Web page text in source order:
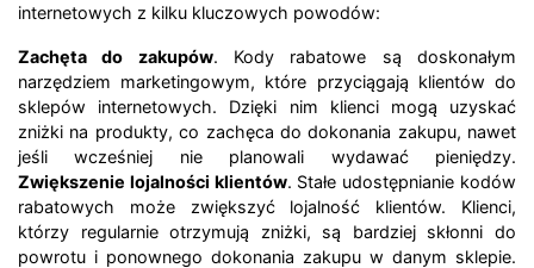
internetowych z kilku kluczowych powodów:
Zachęta do zakupów. Kody rabatowe są doskonałym
narzędziem marketingowym, które przyciągają klientów do
sklepów internetowych. Dzięki nim klienci mogą uzyskać
zniżki na produkty, co zachęca do dokonania zakupu, nawet
jeśli wcześniej nie planowali wydawać pieniędzy.
Zwiększenie lojalności klientów. Stałe udostępnianie kodów
rabatowych może zwiększyć lojalność klientów. Klienci,
którzy regularnie otrzymują zniżki, są bardziej skłonni do
powrotu i ponownego dokonania zakupu w danym sklepie.